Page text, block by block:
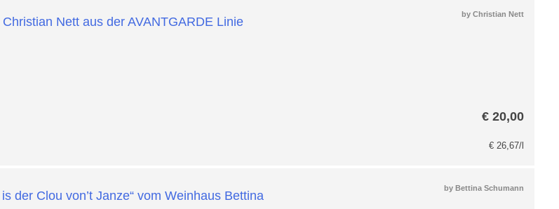
byChristian Nett
€ 20,00
€ 26,67/l
byBettina Schumann